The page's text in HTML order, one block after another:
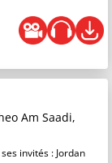
Am Saadi,
invités : Jordan